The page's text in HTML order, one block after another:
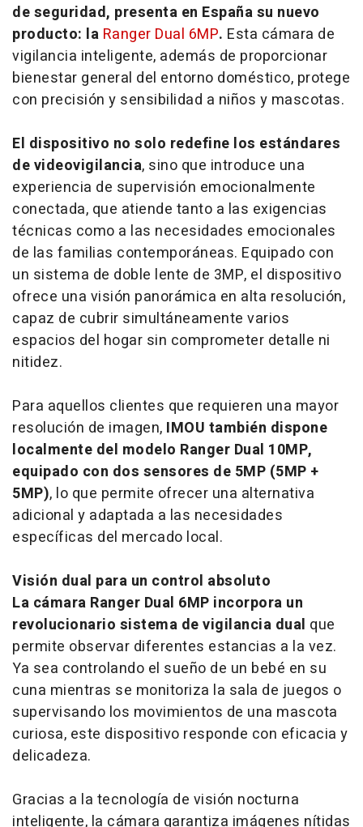
de seguridad, presenta en España su nuevo
producto: la Ranger Dual 6MP. Esta cámara de
vigilancia inteligente, además de proporcionar
bienestar general del entorno doméstico, protege
con precisión y sensibilidad a niños y mascotas.
El dispositivo no solo redefine los estándares
de videovigilancia, sino que introduce una
experiencia de supervisión emocionalmente
conectada, que atiende tanto a las exigencias
técnicas como a las necesidades emocionales
de las familias contemporáneas. Equipado con
un sistema de doble lente de 3MP, el dispositivo
ofrece una visión panorámica en alta resolución,
capaz de cubrir simultáneamente varios
espacios del hogar sin comprometer detalle ni
nitidez.
Para aquellos clientes que requieren una mayor
resolución de imagen, IMOU también dispone
localmente del modelo Ranger Dual 10MP,
equipado con dos sensores de 5MP (5MP +
5MP), lo que permite ofrecer una alternativa
adicional y adaptada a las necesidades
específicas del mercado local.
Visión dual para un control absoluto
La cámara Ranger Dual 6MP incorpora un
revolucionario sistema de vigilancia dual que
permite observar diferentes estancias a la vez.
Ya sea controlando el sueño de un bebé en su
cuna mientras se monitoriza la sala de juegos o
supervisando los movimientos de una mascota
curiosa, este dispositivo responde con eficacia y
delicadeza.
Gracias a la tecnología de visión nocturna
inteligente, la cámara garantiza imágenes nítidas